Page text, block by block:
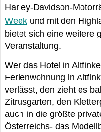
Harley-Davidson-
Week und mit den
bietet sich eine weitere
Veranstaltung.
Wer das Hotel in
Ferienwohnung in
verlässt, den zieht es
Zitrusgarten, den
auch in die größte
Österreichs- das